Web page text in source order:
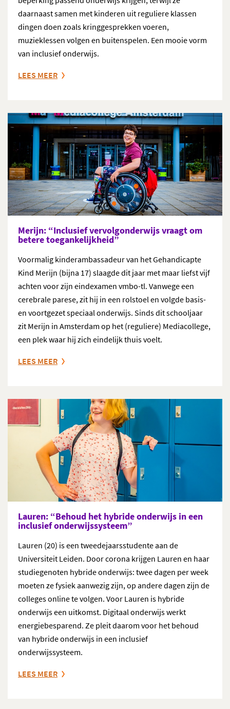
daarnaast samen met kinderen uit reguliere klassen
dingen doen zoals kringgesprekken voeren,
muzieklessen volgen en buitenspelen. Een mooie vorm
van inclusief onderwijs.
LEES MEER
Merijn: “Inclusief vervolgonderwijs vraagt om
betere toegankelijkheid”
Voormalig kinderambassadeur van het Gehandicapte
Kind Merijn (bijna 17) slaagde dit jaar met maar liefst vijf
achten voor zijn eindexamen vmbo-tl. Vanwege een
cerebrale parese, zit hij in een rolstoel en volgde basis-
en voortgezet speciaal onderwijs. Sinds dit schooljaar
zit Merijn in Amsterdam op het (reguliere) Mediacollege,
een plek waar hij zich eindelijk thuis voelt.
LEES MEER
Lauren: “Behoud het hybride onderwijs in een
inclusief onderwijssysteem”
Lauren (20) is een tweedejaarsstudente aan de
Universiteit Leiden. Door corona krijgen Lauren en haar
studiegenoten hybride onderwijs: twee dagen per week
moeten ze fysiek aanwezig zijn, op andere dagen zijn de
colleges online te volgen. Voor Lauren is hybride
onderwijs een uitkomst. Digitaal onderwijs werkt
energiebesparend. Ze pleit daarom voor het behoud
van hybride onderwijs in een inclusief
onderwijssysteem.
LEES MEER